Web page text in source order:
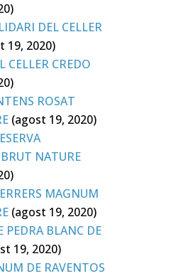
DEL CELLER
19, 2020)
CELLER CREDO
ROSAT
(agost 19, 2020)
NATURE
MAGNUM
(agost 19, 2020)
PEDRA BLANC DE
19, 2020)
DE RAVENTOS